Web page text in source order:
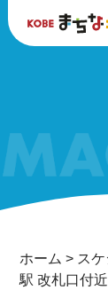
ホーム > ス
駅 改札口付近